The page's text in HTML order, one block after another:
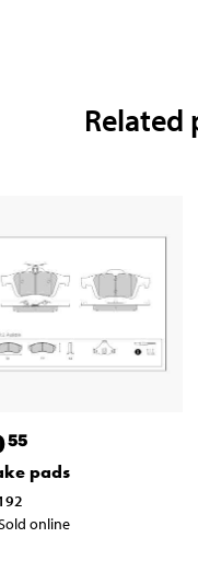
Related
55
pads
online